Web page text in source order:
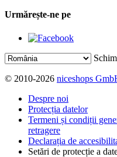
Urmărește-ne pe
© 2010-2026 niceshops
Despre noi
Protecția datelor
Termeni și condiții
retragere
Declarația de
Setări de protecție a